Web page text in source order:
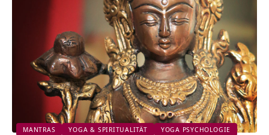
MANTRAS YOGA & SPIRITUALITÄT YOGA PSYCHOLOGIE